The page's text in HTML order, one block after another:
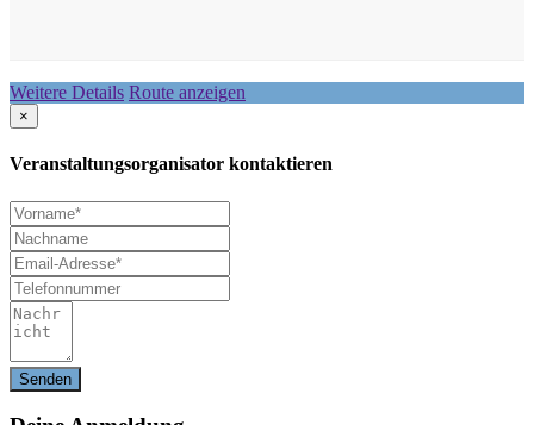
Weitere Details Route anzeigen
×
Veranstaltungsorganisator kontaktieren